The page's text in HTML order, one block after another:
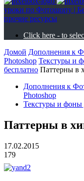
уроки по Фотошопу |
прочие ресурсы
Click here - to
Домой Дополнения к
Photoshop Текстуры и
бесплатно Паттерны в
Дополнения к
Photoshop
Текстуры и фоны
Паттерны в
17.02.2015
179